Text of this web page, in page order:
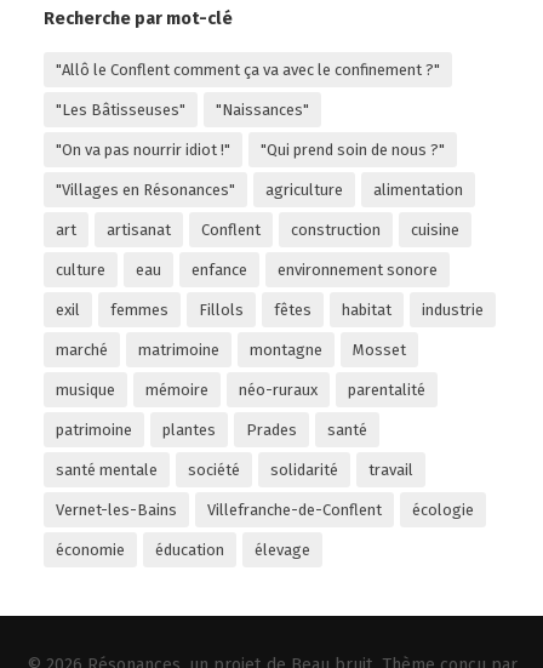
Recherche par mot-clé
"Allô le Conflent comment ça va avec le confinement ?"
"Les Bâtisseuses" "Naissances"
"On va pas nourrir idiot !" "Qui prend soin de nous ?"
"Villages en Résonances" agriculture alimentation
art artisanat Conflent construction cuisine
culture eau enfance environnement sonore
exil femmes Fillols fêtes habitat industrie
marché matrimoine montagne Mosset
musique mémoire néo-ruraux parentalité
patrimoine plantes Prades santé
santé mentale société solidarité travail
Vernet-les-Bains Villefranche-de-Conflent écologie
économie éducation élevage